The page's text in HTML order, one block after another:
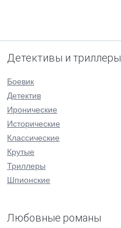
Детективы и триллеры
Боевик
Детектив
Иронические
Исторические
Классические
Крутые
Триллеры
Шпионские
Любовные романы